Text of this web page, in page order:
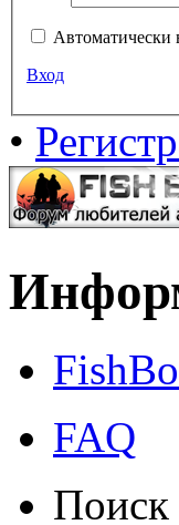
Автоматически
Вход
•
FAQ
Поиск